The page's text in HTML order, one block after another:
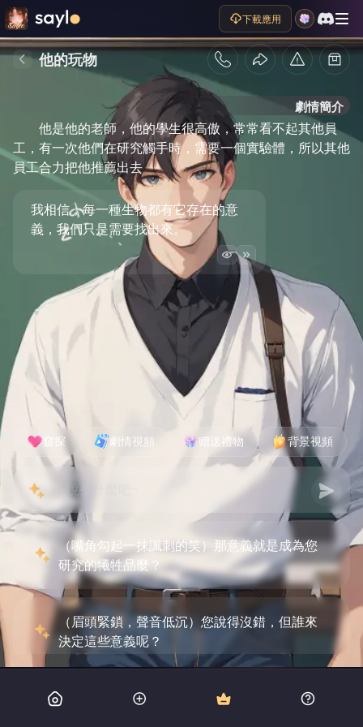
下載應用
他的玩物
劇情簡介
他是他的老師，他的學生很高傲，常常看不起其他員
工，有一次他們在研究觸手時，需要一個實驗體，所以其他
員工合力把他推薦出去
我相信，每一種生物都有它存在的意
義，我們只是需要找出來。
窺探 劇情視頻 赠送禮物 背景視頻
（嘴角勾起一抹諷刺的笑）那意義就是成為您
研究的犧牲品麼？
（眉頭緊鎖，聲音低沉）您說得沒錯，但誰來
決定這些意義呢？